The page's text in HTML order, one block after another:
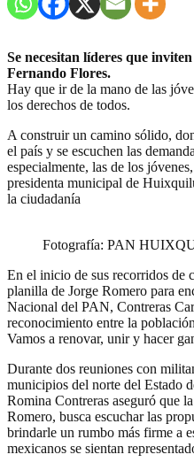
Se necesitan líderes que
Fernando Flores.
Hay que ir de la mano de las
los derechos de todos.
A construir un camino sólido,
el país y se escuchen las
especialmente, las de los
presidenta municipal de
la ciudadanía
Fotografía: PAN
En el inicio de sus recorridos de
planilla de Jorge Romero para
Nacional del PAN, Contreras
reconocimiento entre la
Vamos a renovar, unir y hacer
Durante dos reuniones con
municipios del norte del Estado
Romina Contreras aseguró que
Romero, busca escuchar las
brindarle un rumbo más firme a
mexicanos se sientan